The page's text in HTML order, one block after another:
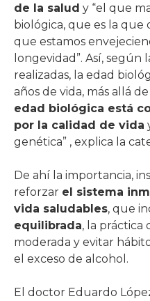
de la salud y “el que
biológica, que es la que
que estamos
longevidad”. Así, según
realizadas, la edad
años de vida, más allá
edad biológica está
por la calidad de vida
genética” , explica la
De ahí la importancia,
reforzar el sistema
vida saludables, que
equilibrada, la práctica
moderada y evitar
el exceso de alcohol.
El doctor Eduardo